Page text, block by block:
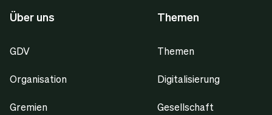
Über uns
GDV
Organisation
Gremien
Themen
Themen
Digitalisierung
Gesellschaft